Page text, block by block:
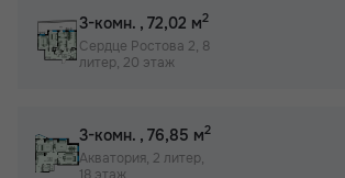
3-комн. , 72,02 м2
Сердце Ростова 2, 8
литер, 20 этаж
3-комн. , 76,85 м2
Акватория, 2 литер,
18 этаж